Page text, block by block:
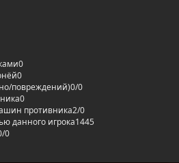
0
0
повреждений)0/0
0
противника2/0
данного игрока1445
0